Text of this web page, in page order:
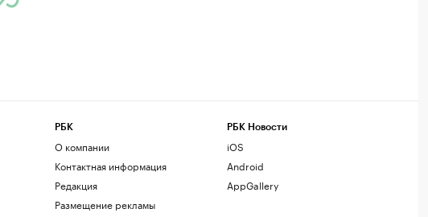
РБК
О компании
Контактная информация
Редакция
Размещение рекламы
РБК Новости
iOS
Android
AppGallery